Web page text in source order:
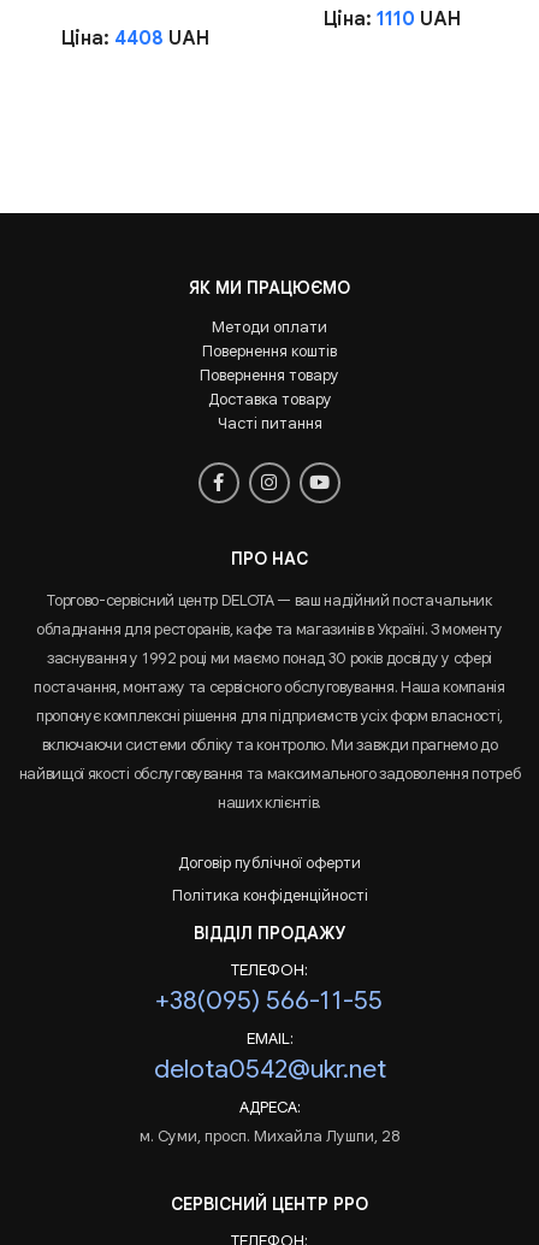
Ціна: 4408 UAH
Ціна: 1110 UAH
ЯК МИ ПРАЦЮЄМО
Методи оплати
Повернення коштів
Повернення товару
Доставка товару
Часті питання
ПРО НАС
Торгово-сервісний центр DELOTA — ваш надійний постачальник
обладнання для ресторанів, кафе та магазинів в Україні. З моменту
заснування у 1992 році ми маємо понад 30 років досвіду у сфері
постачання, монтажу та сервісного обслуговування. Наша компанія
пропонує комплексні рішення для підприємств усіх форм власності,
включаючи системи обліку та контролю. Ми завжди прагнемо до
найвищої якості обслуговування та максимального задоволення потреб
наших клієнтів.
Договір публічної оферти
Політика конфіденційності
ВІДДІЛ ПРОДАЖУ
ТЕЛЕФОН:
+38(095) 566-11-55
EMAIL:
delota0542@ukr.net
АДРЕСА:
м. Суми, просп. Михайла Лушпи, 28
СЕРВІСНИЙ ЦЕНТР РРО